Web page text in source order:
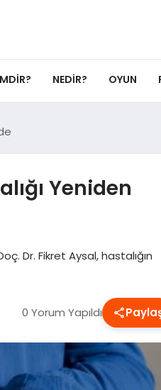
NEDIR? OYUN
Yeniden
Dr. Fikret Aysal, hastalığın
0 Yorum Yapıldı